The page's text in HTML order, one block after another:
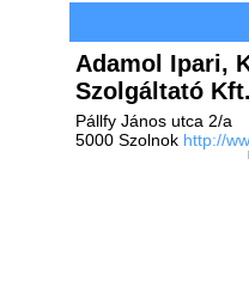
Adamol Ipari,
Szolgáltató Kft.
Pállfy János utca 2/a
5000 Szolnok http://